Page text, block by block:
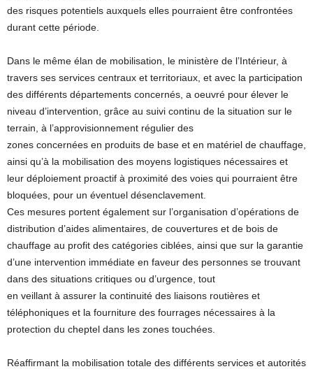
des risques potentiels auxquels elles pourraient être confrontées
durant cette période.
Dans le même élan de mobilisation, le ministère de l’Intérieur, à
travers ses services centraux et territoriaux, et avec la participation
des différents départements concernés, a oeuvré pour élever le
niveau d’intervention, grâce au suivi continu de la situation sur le
terrain, à l’approvisionnement régulier des
zones concernées en produits de base et en matériel de chauffage,
ainsi qu’à la mobilisation des moyens logistiques nécessaires et
leur déploiement proactif à proximité des voies qui pourraient être
bloquées, pour un éventuel désenclavement.
Ces mesures portent également sur l’organisation d’opérations de
distribution d’aides alimentaires, de couvertures et de bois de
chauffage au profit des catégories ciblées, ainsi que sur la garantie
d’une intervention immédiate en faveur des personnes se trouvant
dans des situations critiques ou d’urgence, tout
en veillant à assurer la continuité des liaisons routières et
téléphoniques et la fourniture des fourrages nécessaires à la
protection du cheptel dans les zones touchées.
Réaffirmant la mobilisation totale des différents services et autorités